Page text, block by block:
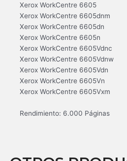
Xerox WorkCentre 6605
Xerox WorkCentre 6605dnm
Xerox WorkCentre 6605dn
Xerox WorkCentre 6605n
Xerox WorkCentre 6605Vdnc
Xerox WorkCentre 6605Vdnw
Xerox WorkCentre 6605Vdn
Xerox WorkCentre 6605Vn
Xerox WorkCentre 6605Vxm
Rendimiento: 6.000 Páginas